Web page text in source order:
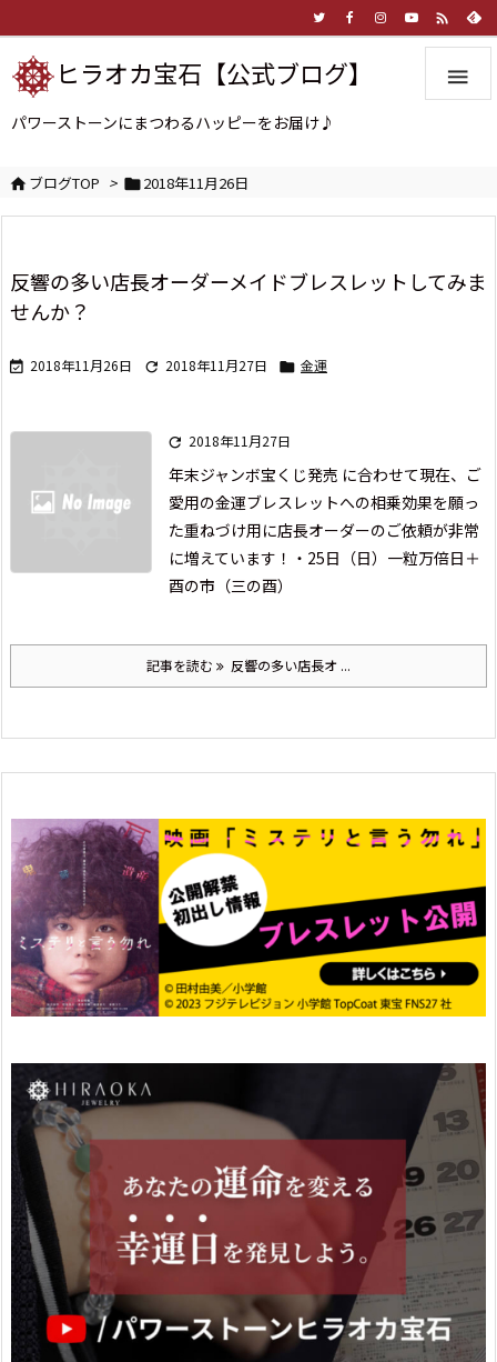


ヒラオカ宝石【公式ブログ】
パワーストーンにまつわるハッピーをお届け♪
ブログTOP > 2018年11月26日
反響の多い店長オーダーメイドブレスレットしてみま
せんか？
 2018年11月26日  2018年11月27日  金運
 2018年11月27日
年末ジャンボ宝くじ発売 に合わせて現在、ご
愛用の金運ブレスレットへの相乗効果を願っ
た重ねづけ用に店長オーダーのご依頼が非常
に増えています！ ・25日（日）一粒万倍日＋
酉の市（三の酉）
記事を読む 反響の多い店長オ ...